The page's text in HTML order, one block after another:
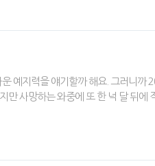
예지력을 얘기할까 해요. 그러니까
만 사망하는 와중에 또 한 넉 달 뒤에